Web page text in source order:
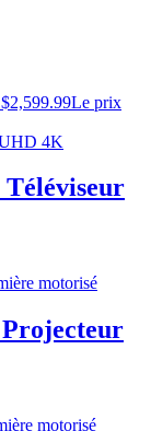
$2,599.99Le prix
Téléviseur